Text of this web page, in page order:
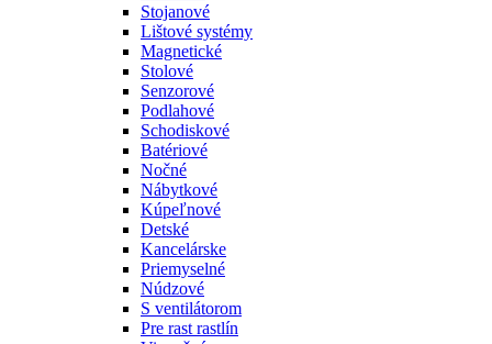
Stojanové
Lištové systémy
Magnetické
Stolové
Senzorové
Podlahové
Schodiskové
Batériové
Nočné
Nábytkové
Kúpeľnové
Detské
Kancelárske
Priemyselné
Núdzové
S ventilátorom
Pre rast rastlín